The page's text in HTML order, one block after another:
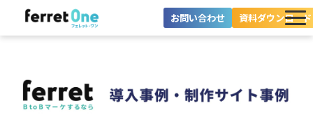
お問い合わせ 資料ダウンロード